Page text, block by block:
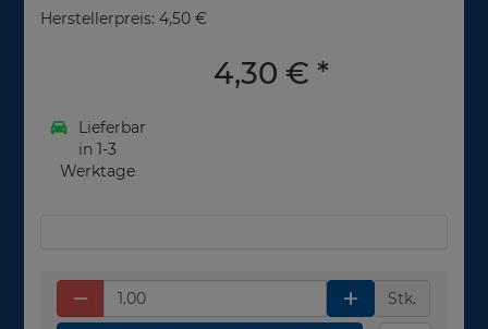
Herstellerpreis: 4,50 €
4,30 € *
Lieferbar
in 1-3
Werktage
Stk.